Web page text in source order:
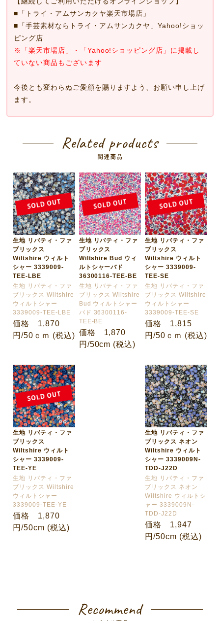
■ 「トライ・アムサンカクヤ楽天市場店」
■ 「手芸素材ならトライ・アムサンカクヤ」Yahoo!ショッ
ピング店
※「楽天市場店」・「Yahoo!ショッピング店」に掲載し
ていない商品もございます
今後とも変わらぬご愛顧を賜りますよう、お願い申し上げ
ます。
Related products
関連商品
生地 リバティ・ファ
ブリックス
Wiltshire ウィルト
シャー 3339009-
TEE-LBE
生地 リバティ・ファ
ブリックス Wiltshire
ウィルトシャー
3339009-TEE-LBE
価格 1,870
円/50ｃｍ (税込)
生地 リバティ・ファ
ブリックス
Wiltshire Bud ウィ
ルトシャーバド
36300116-TEE-BE
生地 リバティ・ファ
ブリックス Wiltshire
Bud ウィルトシャー
バド 36300116-
TEE-BE
価格 1,870
円/50cm (税込)
生地 リバティ・ファ
ブリックス
Wiltshire ウィルト
シャー 3339009-
TEE-SE
生地 リバティ・ファ
ブリックス Wiltshire
ウィルトシャー
3339009-TEE-SE
価格 1,815
円/50ｃｍ (税込)
生地 リバティ・ファ
ブリックス
Wiltshire ウィルト
シャー 3339009-
TEE-YE
生地 リバティ・ファ
ブリックス Wiltshire
ウィルトシャー
3339009-TEE-YE
価格 1,870
円/50cm (税込)
生地 リバティ・ファ
ブリックス ネオン
Wiltshire ウィルト
シャー 3339009N-
TDD-J22D
生地 リバティ・ファ
ブリックス ネオン
Wiltshire ウィルトシ
ャー 3339009N-
TDD-J22D
価格 1,947
円/50cm (税込)
Recommend